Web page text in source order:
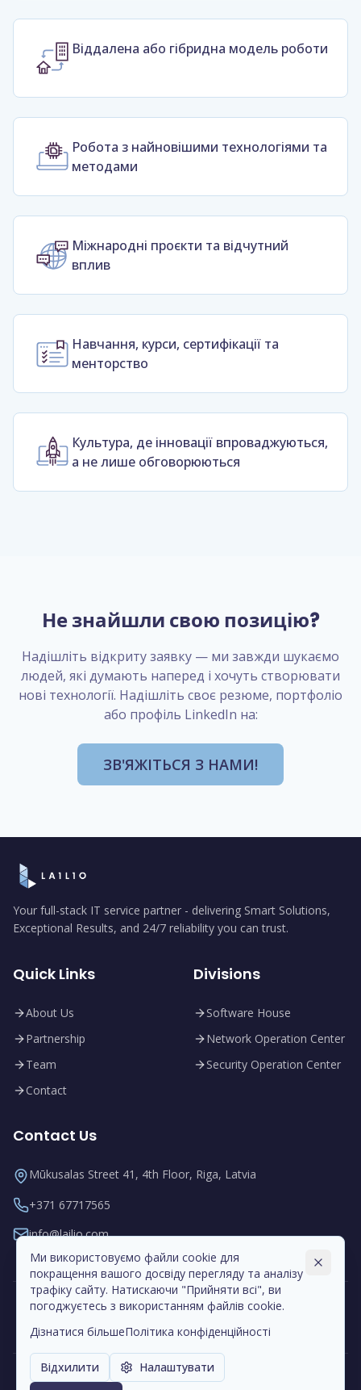
Віддалена або гібридна модель роботи
Робота з найновішими технологіями та
методами
Міжнародні проєкти та відчутний
вплив
Навчання, курси, сертифікації та
менторство
Культура, де інновації впроваджуються,
а не лише обговорюються
Не знайшли свою позицію?
Надішліть відкриту заявку — ми завжди шукаємо
людей, які думають наперед і хочуть створювати
нові технології. Надішліть своє резюме, портфоліо
або профіль LinkedIn на:
ЗВ'ЯЖІТЬСЯ З НАМИ!
Your full-stack IT service partner - delivering Smart Solutions,
Exceptional Results, and 24/7 reliability you can trust.
Quick Links
About Us
Partnership
Team
Contact
Divisions
Software House
Network Operation Center
Security Operation Center
Contact Us
Mūkusalas Street 41, 4th Floor, Riga, Latvia
+371 67717565
info@lailio.com
© 2008-2026Lailio SIA. All rights reserved.
Ми використовуємо файли cookie для
покращення вашого досвіду перегляду та аналізу
трафіку сайту. Натискаючи "Прийняти всі", ви
погоджуєтесь з використанням файлів cookie.
Дізнатися більшеПолітика конфіденційності
Відхилити
Налаштувати